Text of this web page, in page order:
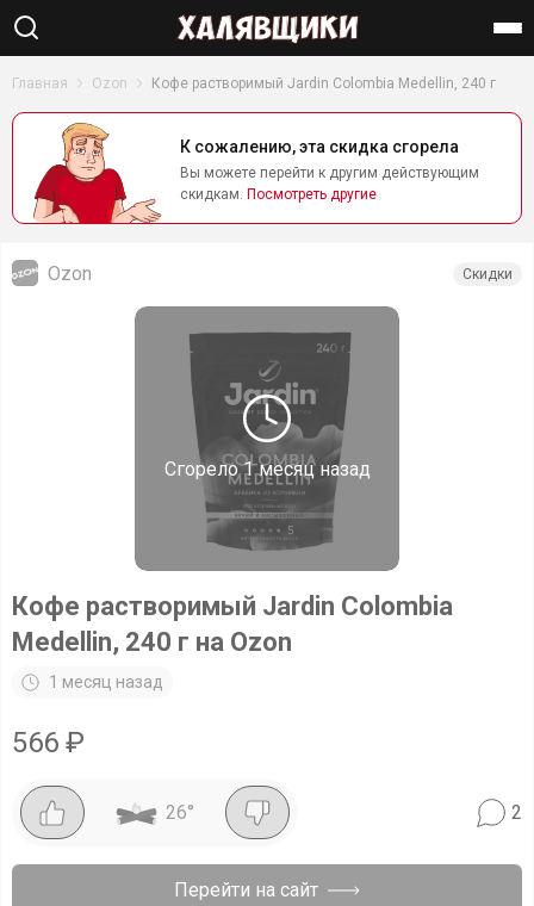
Найти
Главная Ozon Кофе растворимый Jardin Colombia Medellin, 240 г
К сожалению, эта скидка сгорела
Вы можете перейти к другим действующим
скидкам. Посмотреть другие
Сгорело1 месяц назад
Ozon Скидки
Кофе растворимый Jardin Colombia
Medellin, 240 г на Ozon
1 месяц назад
566 ₽
26° 2
Перейти на сайт